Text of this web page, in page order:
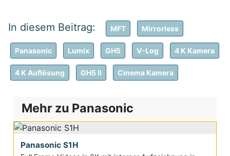
MFT Mirrorless
Panasonic Lumix GH5 V-Log 4 K Kamera
4 K Auflösung GH5 II Cinema Kamera
Mehr zu Panasonic
Panasonic S1H